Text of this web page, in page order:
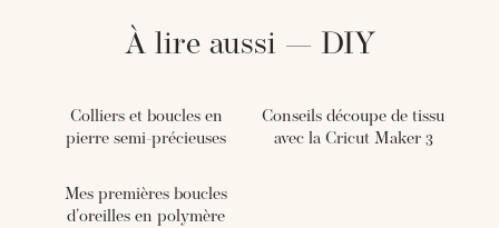
À lire aussi — DIY
Colliers et boucles en
pierre semi-précieuses
Conseils découpe de tissu
avec la Cricut Maker 3
Mes premières boucles
d'oreilles en polymère